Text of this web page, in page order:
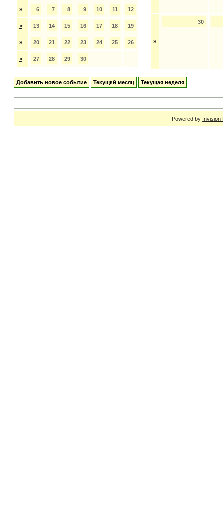
» 6 7 8 9 10 11 12
» 13 14 15 16 17 18 19
» 20 21 22 23 24 25 26
» 27 28 29 30
»
30
Добавить новое событие Текущий месяц Текущая неделя
Powered by Invision